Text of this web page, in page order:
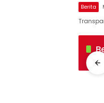
Berita